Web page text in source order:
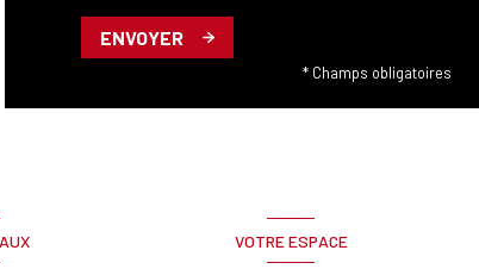
ENVOYER
* Champs obligatoires
VOTRE ESPACE